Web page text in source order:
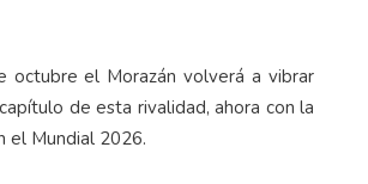
octubre el Morazán volverá a vibrar
de esta rivalidad, ahora con la
el Mundial 2026.